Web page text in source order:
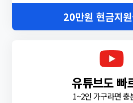
20만원 현금지
유튜브도 빠
1~2인 가구라면 충